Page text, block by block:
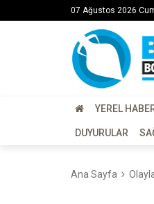
07 Ağustos 2026
YEREL
DUYURULAR
Ana Sayfa